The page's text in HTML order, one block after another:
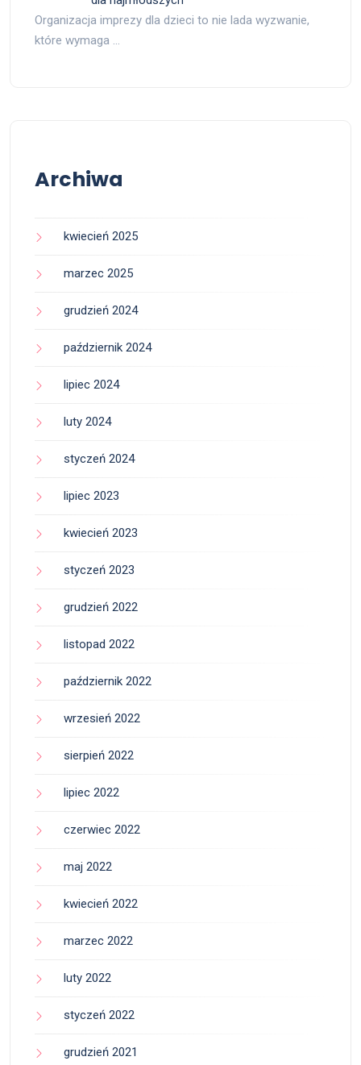
Organizacja imprezy dla dzieci to nie lada wyzwanie,
które wymaga …
Archiwa
kwiecień 2025
marzec 2025
grudzień 2024
październik 2024
lipiec 2024
luty 2024
styczeń 2024
lipiec 2023
kwiecień 2023
styczeń 2023
grudzień 2022
listopad 2022
październik 2022
wrzesień 2022
sierpień 2022
lipiec 2022
czerwiec 2022
maj 2022
kwiecień 2022
marzec 2022
luty 2022
styczeń 2022
grudzień 2021